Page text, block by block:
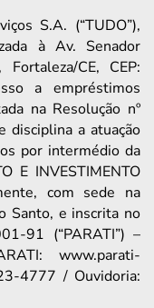
S.A. (“TUDO”),
à Av. Senador
CE, CEP:
a empréstimos
na Resolução nº
a atuação
por intermédio da
E INVESTIMENTO
com sede na
Santo, e inscrita no
91 (“PARATI”) –
www.parati-
4777 / Ouvidoria: